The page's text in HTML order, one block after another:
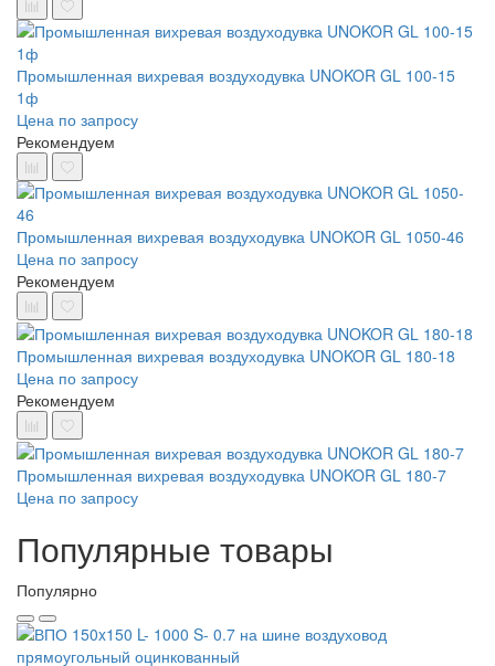
Промышленная вихревая воздуходувка UNOKOR GL 100-15
1ф
Цена по запросу
Рекомендуем
Промышленная вихревая воздуходувка UNOKOR GL 1050-46
Цена по запросу
Рекомендуем
Промышленная вихревая воздуходувка UNOKOR GL 180-18
Цена по запросу
Рекомендуем
Промышленная вихревая воздуходувка UNOKOR GL 180-7
Цена по запросу
Популярные товары
Популярно